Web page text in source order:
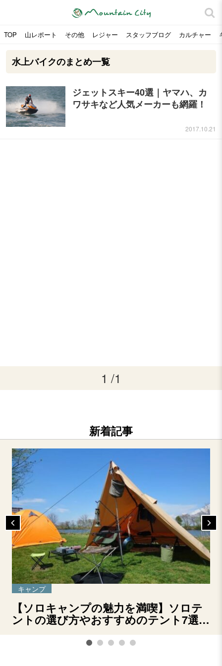
TOP 山レポート その他 レジャー スタッフブログ カルチャー
水上バイクのまとめ一覧
ジェットスキー40選｜ヤマハ、カ
ワサキなど人気メーカーも網羅！
2017.10.21
1 /1
新着記事
キャンプ
【ソロキャンプの魅力を満喫】ソロテ
ントの選び方やおすすめのテント7選を